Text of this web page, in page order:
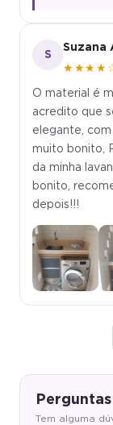
S
Suzana
O material é
acredito que
elegante,
muito bonito,
da minha
bonito,
depois!!!
Tem alguma